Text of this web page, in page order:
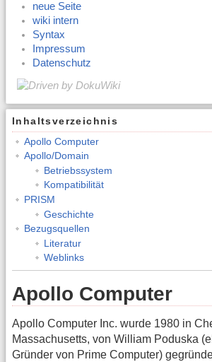
neue Seite
wiki intern
Syntax
Impressum
Datenschutz
Inhaltsverzeichnis
Apollo Computer
Apollo/Domain
Betriebssystem
Kompatibilität
PRISM
Geschichte
Bezugsquellen
Literatur
Weblinks
Apollo Computer
Apollo Computer Inc. wurde 1980 in
Massachusetts, von William Poduska
Gründer von Prime Computer)